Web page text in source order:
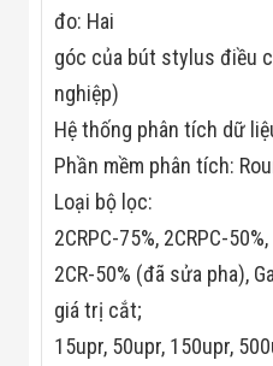
đo: Hai
góc của bút stylus điều
nghiệp)
Hệ thống phân tích dữ
Phần mềm phân tích:
Loại bộ lọc:
2CRPC-75%, 2CRPC-
2CR-50% (đã sửa pha),
giá trị cắt;
15upr, 50upr, 150upr,